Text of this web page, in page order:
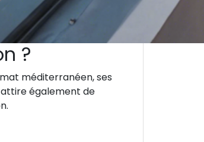
?
méditerranéen, ses
également de